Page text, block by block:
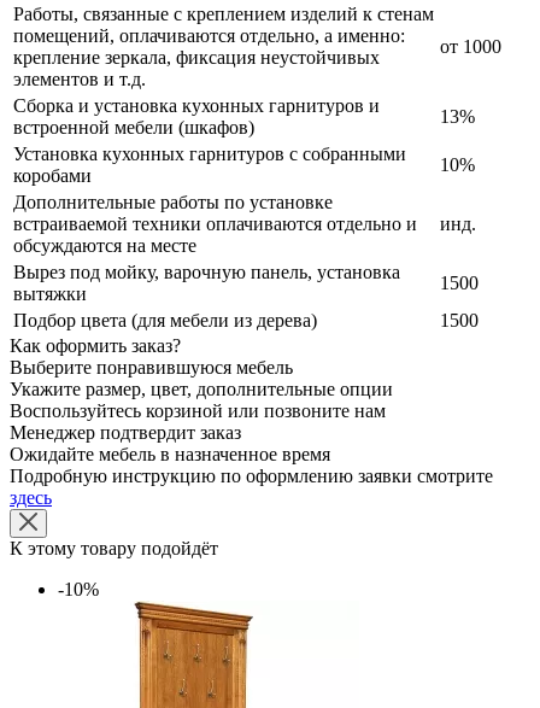
Работы, связанные с креплением изделий к стенам
помещений, оплачиваются отдельно, а именно:
крепление зеркала, фиксация неустойчивых
элементов и т.д.
от 1000
Сборка и установка кухонных гарнитуров и
встроенной мебели (шкафов)
13%
Установка кухонных гарнитуров с собранными
коробами
10%
Дополнительные работы по установке
встраиваемой техники оплачиваются отдельно и
обсуждаются на месте
инд.
Вырез под мойку, варочную панель, установка
вытяжки
1500
Подбор цвета (для мебели из дерева)
1500
Как оформить заказ?
Выберите понравившуюся мебель
Укажите размер, цвет, дополнительные опции
Воспользуйтесь корзиной или позвоните нам
Менеджер подтвердит заказ
Ожидайте мебель в назначенное время
Подробную инструкцию по оформлению заявки смотрите
здесь
К этому товару подойдёт
-10%